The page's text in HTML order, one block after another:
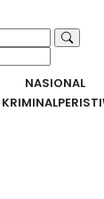
NASIONAL